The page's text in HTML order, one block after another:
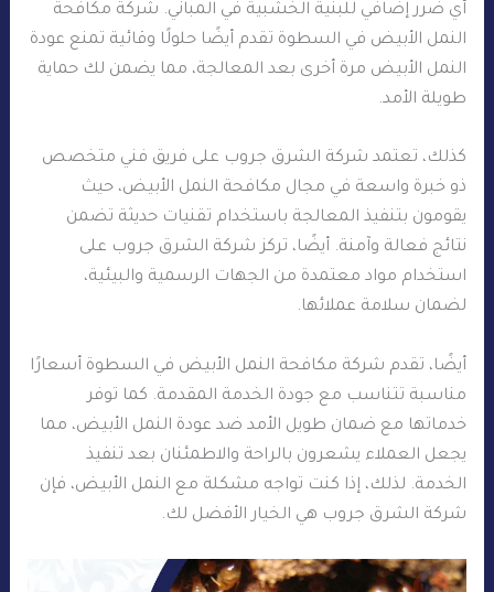
أي ضرر إضافي للبنية الخشبية في المباني. شركة مكافحة
النمل الأبيض في السطوة تقدم أيضًا حلولًا وقائية تمنع عودة
النمل الأبيض مرة أخرى بعد المعالجة، مما يضمن لك حماية
طويلة الأمد.
كذلك، تعتمد شركة الشرق جروب على فريق فني متخصص
ذو خبرة واسعة في مجال مكافحة النمل الأبيض، حيث
يقومون بتنفيذ المعالجة باستخدام تقنيات حديثة تضمن
نتائج فعالة وآمنة. أيضًا، تركز شركة الشرق جروب على
استخدام مواد معتمدة من الجهات الرسمية والبيئية،
لضمان سلامة عملائها.
أيضًا، تقدم شركة مكافحة النمل الأبيض في السطوة أسعارًا
مناسبة تتناسب مع جودة الخدمة المقدمة. كما توفر
خدماتها مع ضمان طويل الأمد ضد عودة النمل الأبيض، مما
يجعل العملاء يشعرون بالراحة والاطمئنان بعد تنفيذ
الخدمة. لذلك، إذا كنت تواجه مشكلة مع النمل الأبيض، فإن
شركة الشرق جروب هي الخيار الأفضل لك.